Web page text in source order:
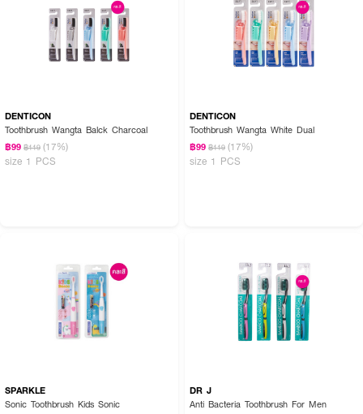
DENTICON
Toothbrush Wangta Balck Charcoal
฿99 ฿119 (17%)
size 1 PCS
DENTICON
Toothbrush Wangta White Dual
฿99 ฿119 (17%)
size 1 PCS
SPARKLE
Sonic Toothbrush Kids Sonic
DR J
Anti Bacteria Toothbrush For Men